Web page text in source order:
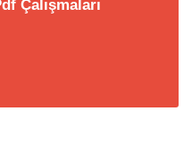
Çalışmaları